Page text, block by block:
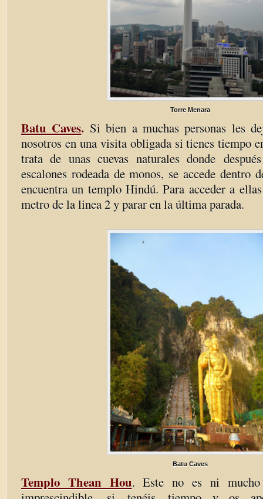
Torre Menara
Batu Caves. Si bien a muchas personas les
nosotros en una visita obligada si tienes tiempo
trata de unas cuevas naturales dondedespués
escalones rodeada de monos, se accede dentro
encuentra un templo Hindú. Para acceder a
metro de la linea 2 y parar en la última parada.
Batu Caves
Templo Thean Hou. Este no es ni mucho